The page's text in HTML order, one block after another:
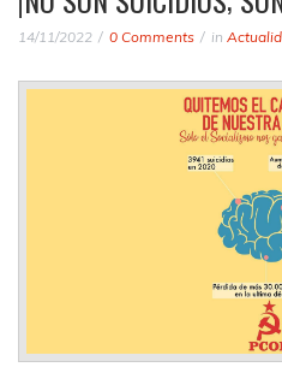
14/11/2022 0 Comments in